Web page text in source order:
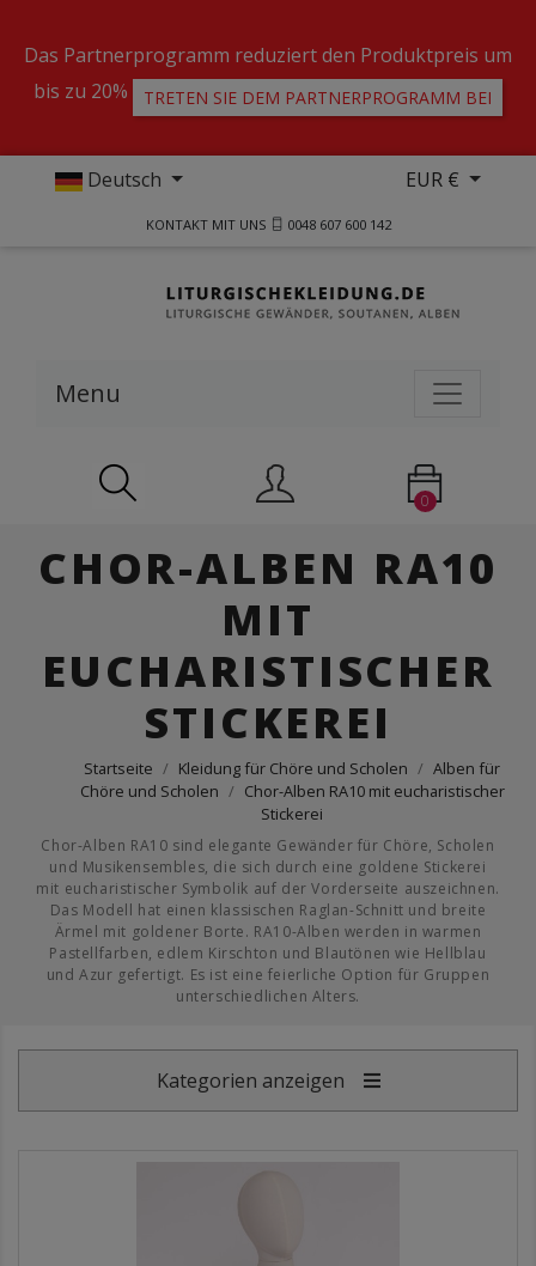
Das Partnerprogramm reduziert den Produktpreis um
bis zu 20%
TRETEN SIE DEM PARTNERPROGRAMM BEI
Deutsch EUR €
KONTAKT MIT UNS 0048 607 600 142
Menu
0
CHOR-ALBEN RA10
MIT
EUCHARISTISCHER
STICKEREI
Startseite Kleidung für Chöre und Scholen
Alben für
Chöre und Scholen
Chor-Alben RA10 mit eucharistischer
Stickerei
Chor-Alben RA10 sind elegante Gewänder für Chöre, Scholen
und Musikensembles, die sich durch eine goldene Stickerei
mit eucharistischer Symbolik auf der Vorderseite auszeichnen.
Das Modell hat einen klassischen Raglan-Schnitt und breite
Ärmel mit goldener Borte. RA10-Alben werden in warmen
Pastellfarben, edlem Kirschton und Blautönen wie Hellblau
und Azur gefertigt. Es ist eine feierliche Option für Gruppen
unterschiedlichen Alters.
Kategorien anzeigen